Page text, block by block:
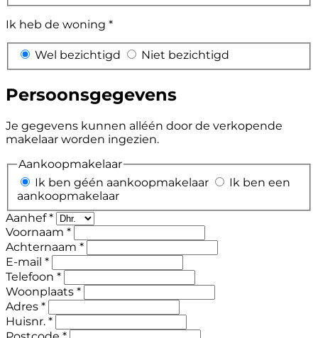
Ik heb de woning *
Wel bezichtigd Niet bezichtigd
Persoonsgegevens
Je gegevens kunnen alléén door de verkopende
makelaar worden ingezien.
Aankoopmakelaar
Ik ben géén aankoopmakelaar
Ik ben een
aankoopmakelaar
Aanhef *
Voornaam *
Achternaam *
E-mail *
Telefoon *
Woonplaats *
Adres *
Huisnr. *